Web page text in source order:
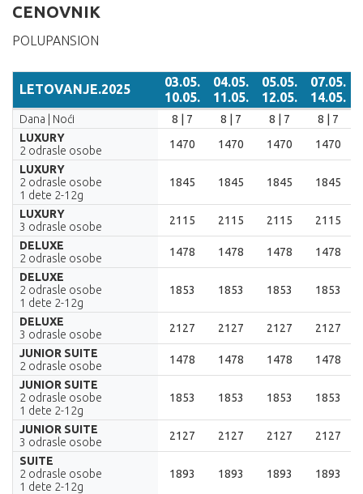
CENOVNIK
POLUPANSION
LETOVANJE.2025
03.05.
10.05.
04.05.
11.05.
05.05.
12.05.
07.05.
14.05.
LETOVANJE.2025
03.05.
10.05.
04.05.
11.05.
05.05.
12.05.
07.05.
14.05.
Dana | Noći 8 | 7 8 | 7 8 | 7
8 | 7
LUXURY
2 odrasle osobe
1470 1470 1470
1470
LUXURY
2 odrasle osobe
1 dete 2-12g
1845 1845 1845 1845
LUXURY
3 odrasle osobe
2115 2115 2115
2115
DELUXE
2 odrasle osobe
1478 1478 1478
1478
DELUXE
2 odrasle osobe
1 dete 2-12g
1853 1853 1853 1853
DELUXE
3 odrasle osobe
2127 2127 2127
2127
JUNIOR SUITE
2 odrasle osobe
1478 1478 1478
1478
JUNIOR SUITE
2 odrasle osobe
1 dete 2-12g
1853 1853 1853 1853
JUNIOR SUITE
3 odrasle osobe
2127 2127 2127
2127
SUITE
2 odrasle osobe
1 dete 2-12g
1893 1893 1893 1893